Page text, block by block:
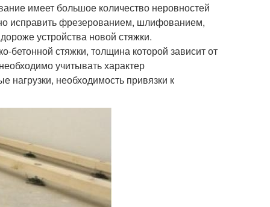
имеет большое количество неровностей
исправить фрезерованием, шлифованием,
устройства новой стяжки.
стяжки, толщина которой зависит от
учитывать характер
нагрузки, необходимость привязки к